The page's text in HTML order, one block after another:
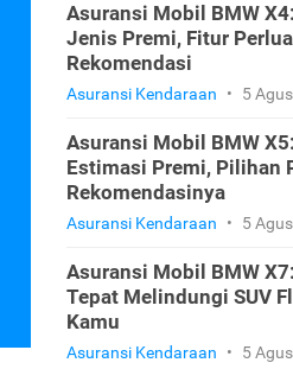
Asuransi Mobil BMW
Jenis Premi, Fitur
Rekomendasi
Asuransi Kendaraan • 5
Asuransi Mobil BMW X5:
Estimasi Premi, Pilihan
Rekomendasinya
Asuransi Kendaraan • 5
Asuransi Mobil BMW
Tepat Melindungi SUV
Kamu
Asuransi Kendaraan • 5